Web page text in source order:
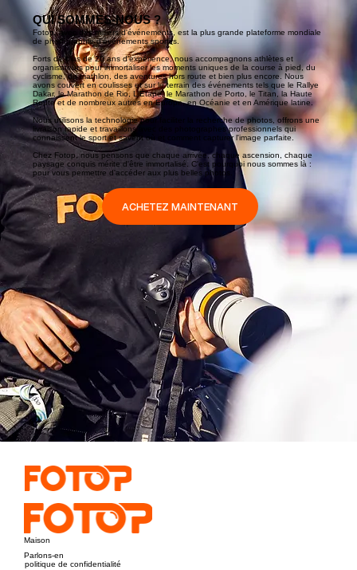
QUI SOMMES-NOUS ?
Fotop, avec des milliers d'événements, est la plus grande plateforme mondiale
de photographie d'événements sportifs.
Forts de plus de 20 ans d'expérience, nous accompagnons athlètes et
organisateurs pour immortaliser les moments uniques de la course à pied, du
cyclisme, du triathlon, des aventures hors route et bien plus encore. Nous
avons couvert en coulisses et sur le terrain des événements tels que le Rallye
Dakar, le Marathon de Rio, L'Étape, le Marathon de Porto, le Titan, la Haute
Route et de nombreux autres en Europe, en Océanie et en Amérique latine.
Nous utilisons la technologie pour faciliter la recherche de photos, offrons une
livraison rapide et travaillons avec des photographes professionnels qui
connaissent le sport et savent où et comment capturer l'image parfaite.
Chez Fotop, nous pensons que chaque arrivée, chaque ascension, chaque
paysage conquis mérite d'être immortalisé. C'est pourquoi nous sommes là :
pour vous permettre d'accéder aux plus belles photos.
ACHETEZ MAINTENANT
Maison
Parlons-en
politique de confidentialité